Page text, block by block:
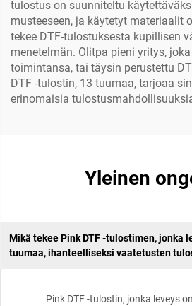
tulostus on suunniteltu
musteeseen, ja käytetyt materiaalit
tekee DTF-tulostuksesta kupillisen
menetelmän. Olitpa pieni yritys,
toimintansa, tai täysin perustettu
DTF -tulostin, 13 tuumaa, tarjoaa
erinomaisia
Yleinen
Mikä tekee Pink DTF -tulostimen, jonka
tuumaa, ihanteelliseksi vaatetusten
Pink DTF -tulostin, jonka leveys